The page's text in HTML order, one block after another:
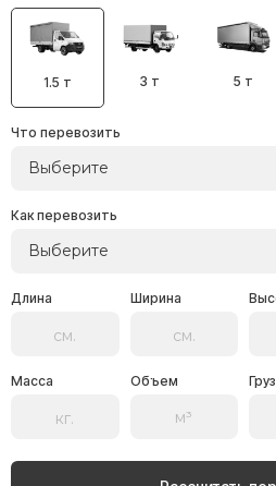
1.5 т 3 т 5 т
Что перевозить
Выберите
Как перевозить
Выберите
Длина Ширина
Масса Объем